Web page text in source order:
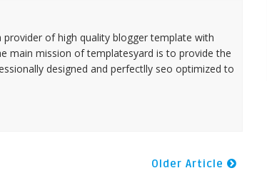
of high quality blogger template with
main mission of templatesyard is to provide the
designed and perfectlly seo optimized to
Older Article